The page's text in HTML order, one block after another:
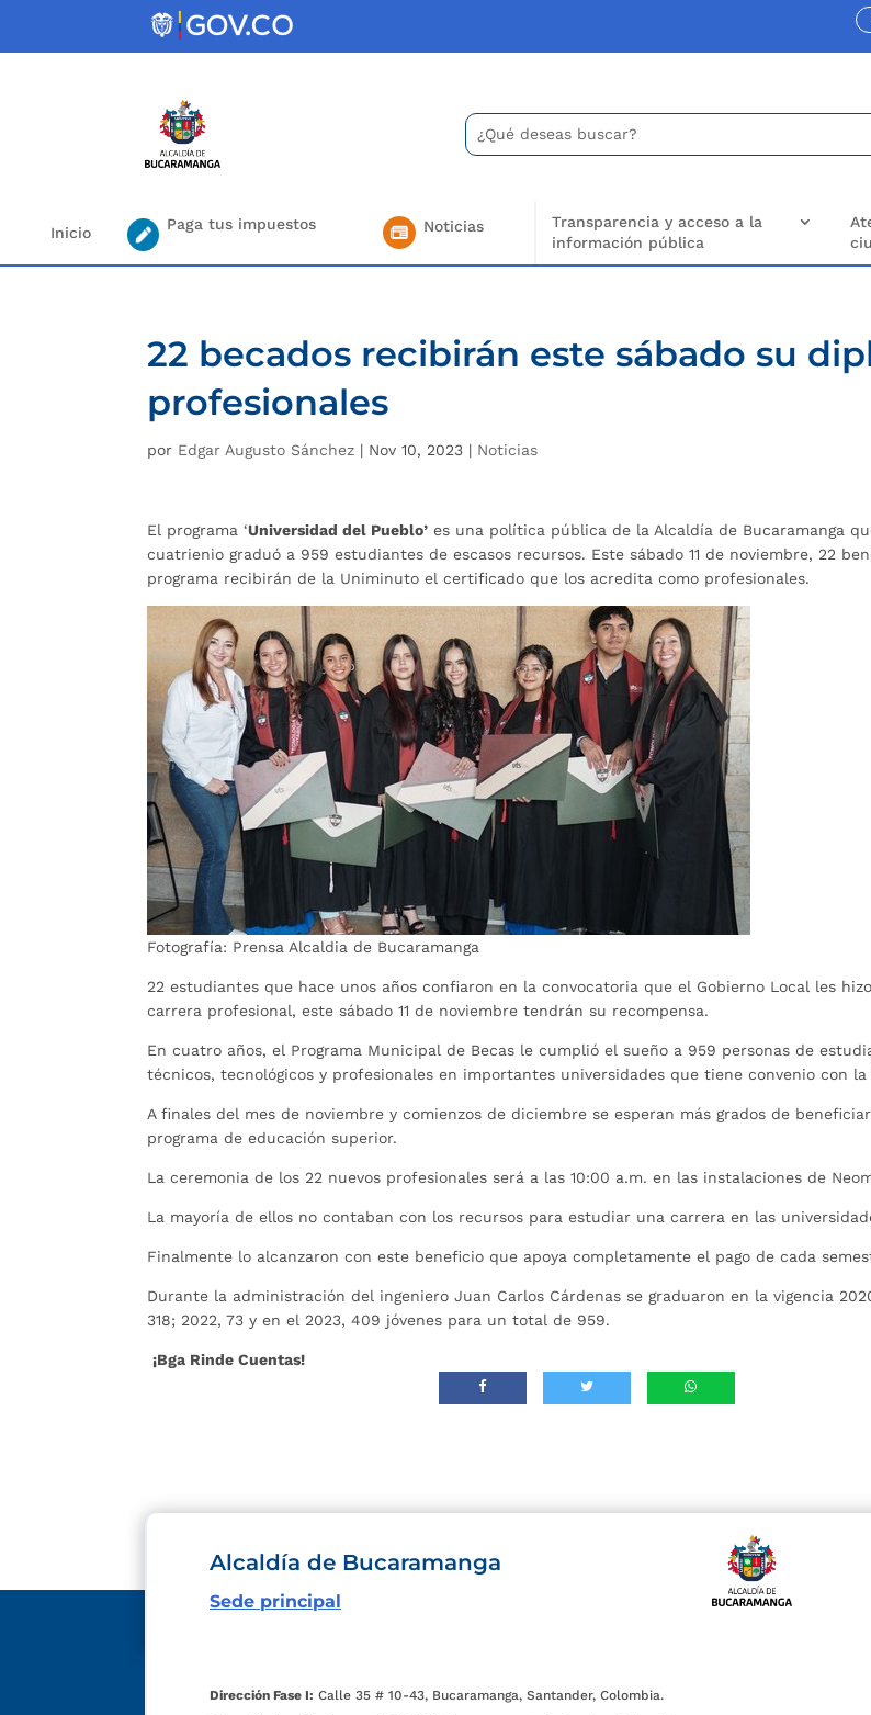
Buscar:
Search
for...
Inicio Paga tus impuestos Noticias
Transparencia y acceso a la
información pública
22 becados recibirán este sábado su
profesionales
por Edgar Augusto Sánchez | Nov 10, 2023 | Noticias
El programa ‘Universidad del Pueblo’ es una política pública de la Alcaldía de Bucaramanga
cuatrienio graduó a 959 estudiantes de escasos recursos. Este sábado 11 de noviembre, 22
programa recibirán de la Uniminuto el certificado que los acredita como profesionales.
Fotografía: Prensa Alcaldia de Bucaramanga
22 estudiantes que hace unos años confiaron en la convocatoria que el Gobierno Local les
carrera profesional, este sábado 11 de noviembre tendrán su recompensa.
En cuatro años, el Programa Municipal de Becas le cumplió el sueño a 959 personas de
técnicos, tecnológicos y profesionales en importantes universidades que tiene convenio con la
A finales del mes de noviembre y comienzos de diciembre se esperan más grados de
programa de educación superior.
La ceremonia de los 22 nuevos profesionales será a las 10:00 a.m. en las instalaciones de
La mayoría de ellos no contaban con los recursos para estudiar una carrera en las
Finalmente lo alcanzaron con este beneficio que apoya completamente el pago de cada
Durante la administración del ingeniero Juan Carlos Cárdenas se graduaron en la vigencia
318; 2022, 73 y en el 2023, 409 jóvenes para un total de 959.
¡Bga Rinde Cuentas!
Alcaldía de Bucaramanga
Sede principal
Dirección Fase I: Calle 35 # 10-43, Bucaramanga, Santander, Colombia.